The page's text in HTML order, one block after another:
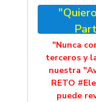
"Nunca
terceros y
nuestra
RETO
puede